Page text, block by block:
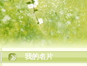
我的名片